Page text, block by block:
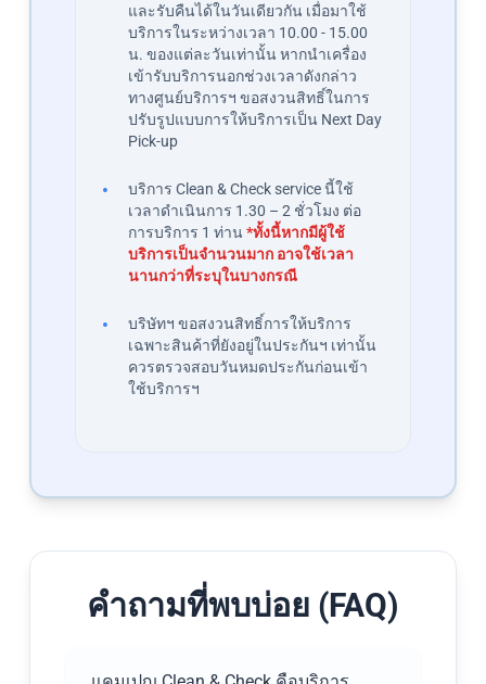
และรับคืนได้ในวันเดียวกัน เมื่อมาใช้
บริการในระหว่างเวลา 10.00 - 15.00
น. ของแต่ละวันเท่านั้น หากนำเครื่อง
เข้ารับบริการนอกช่วงเวลาดังกล่าว
ทางศูนย์บริการฯ ขอสงวนสิทธิ์ในการ
ปรับรูปแบบการให้บริการเป็น Next Day
Pick-up
บริการ Clean & Check service นี้ใช้
เวลาดำเนินการ 1.30 – 2 ชั่วโมง ต่อ
การบริการ 1 ท่าน*ทั้งนี้หากมีผู้ใช้
บริการเป็นจำนวนมาก อาจใช้เวลา
นานกว่าที่ระบุในบางกรณี
บริษัทฯ ขอสงวนสิทธิ์การให้บริการ
เฉพาะสินค้าที่ยังอยู่ในประกันฯ เท่านั้น
ควรตรวจสอบวันหมดประกันก่อนเข้า
ใช้บริการฯ​
คำถามที่พบบ่อย (FAQ)